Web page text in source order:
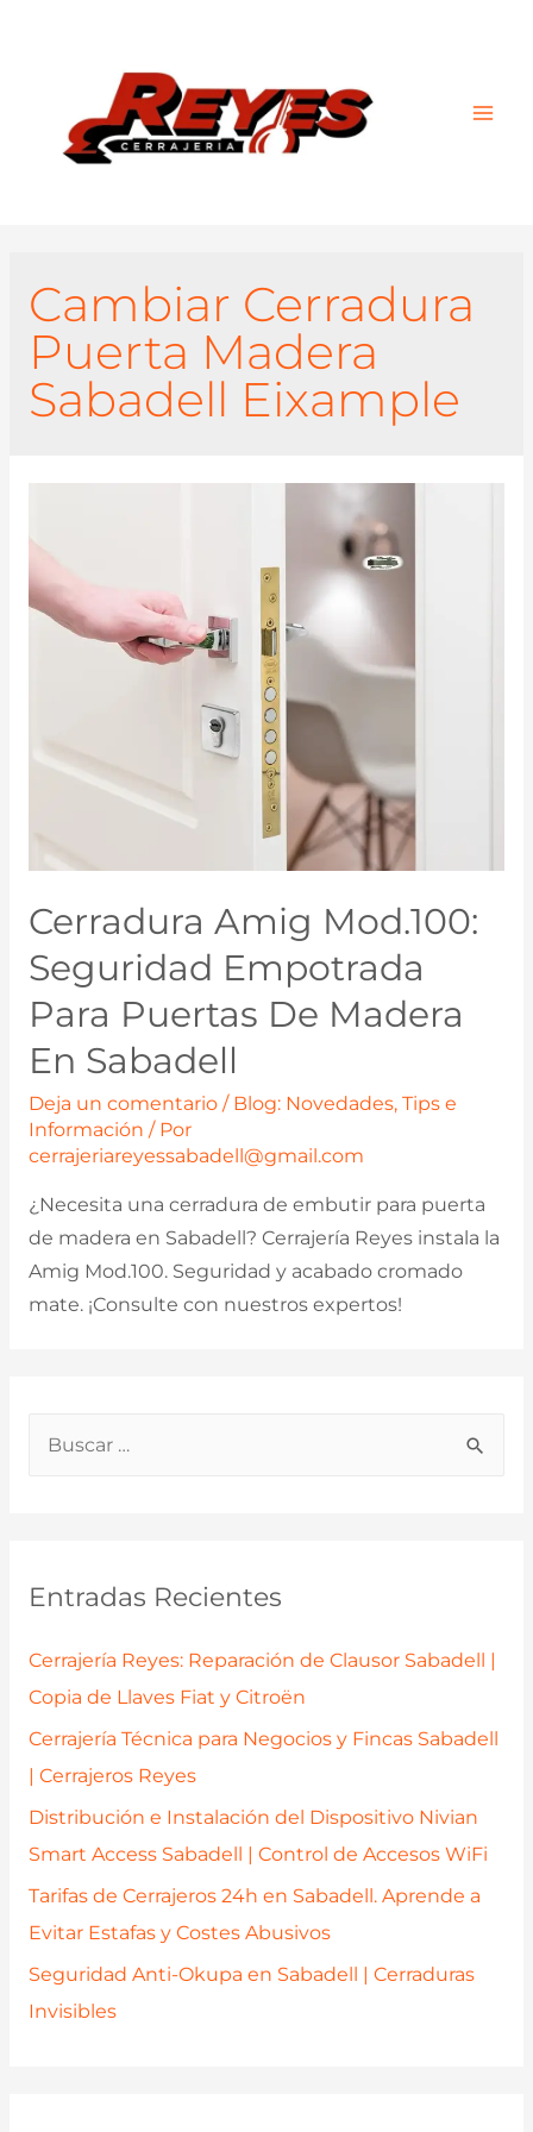
p
o
:
Entradas Recientes
Cerrajería Reyes: Reparación de Clausor Sabadell |
Copia de Llaves Fiat y Citroën
Cerrajería Técnica para Negocios y Fincas Sabadell
| Cerrajeros Reyes
Distribución e Instalación del Dispositivo Nivian
Smart Access Sabadell | Control de Accesos WiFi
Tarifas de Cerrajeros 24h en Sabadell. Aprende a
Evitar Estafas y Costes Abusivos
Seguridad Anti-Okupa en Sabadell | Cerraduras
Invisibles
Cambiar Cerradura
Puerta Madera
Sabadell Eixample
Cerradura Amig Mod.100:
Seguridad Empotrada
Para Puertas De Madera
En Sabadell
Deja un comentario / Blog: Novedades, Tips e
Información / Por
cerrajeriareyessabadell@gmail.com
¿Necesita una cerradura de embutir para puerta
de madera en Sabadell? Cerrajería Reyes instala la
Amig Mod.100. Seguridad y acabado cromado
mate. ¡Consulte con nuestros expertos!